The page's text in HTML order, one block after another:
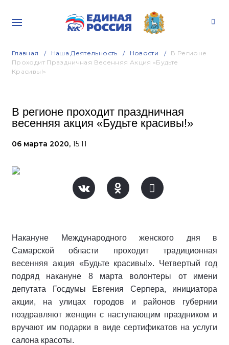
Главная Наша Деятельность Новости
В Регионе
Проходит Праздничная Весенняя Акция «Будьте
Красивы!»
В регионе проходит праздничная
весенняя акция «Будьте красивы!»
06 марта 2020, 15:11
Накануне Международного женского дня в
Самарской области проходит традиционная
весенняя акция «Будьте красивы!». Четвертый год
подряд накануне 8 марта волонтеры от имени
депутата Госдумы Евгения Серпера, инициатора
акции, на улицах городов и районов губернии
поздравляют женщин с наступающим праздником и
вручают им подарки в виде сертификатов на услуги
салона красоты.